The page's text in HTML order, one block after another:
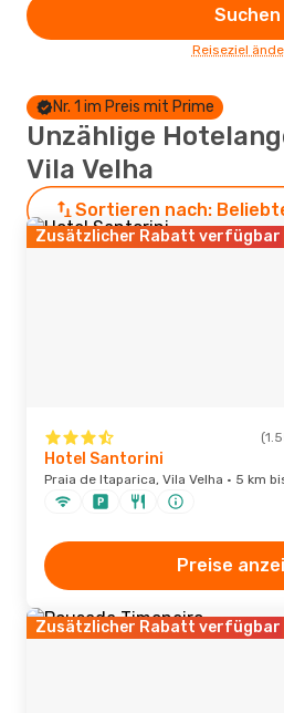
Suchen
Reiseziel
Nr. 1 im Preis mit Prime
Unzählige
Vila Velha
Sortieren nach:
Zusätzlicher Rabatt verfügbar
Hotel Santorini
Praia de Itaparica, Vila Velha · 5 km
Preise
Zusätzlicher Rabatt verfügbar